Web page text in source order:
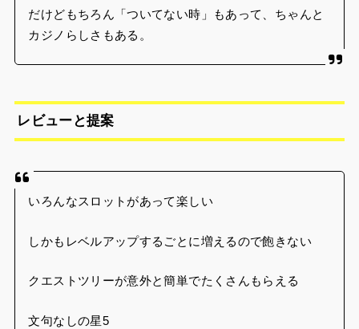
だけどもちろん「ついてない時」もあって、ちゃんと
カジノらしさもある。
レビューと提案
いろんなスロットがあって楽しい
しかもレベルアップするごとに増えるので飽きない
クエストツリーが意外と簡単でたくさんもらえる
文句なしの星5